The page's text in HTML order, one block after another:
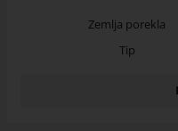
Zemlja porekla
Tip